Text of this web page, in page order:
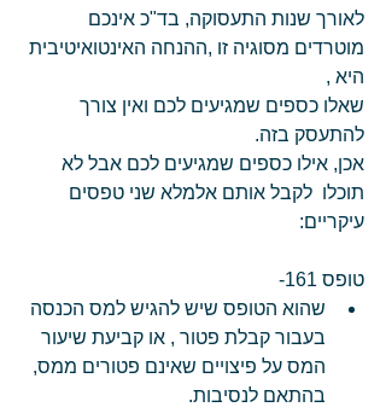
לאורך שנות התעסוקה, בד"כ אינכם
מוטרדים מסוגיה זו ,ההנחה האינטואיטיבית
היא ,
שאלו כספים שמגיעים לכם ואין צורך
להתעסק בזה.
אכן, אילו כספים שמגיעים לכם אבל לא
תוכלו  לקבל אותם אלמלא שני טפסים
עיקריים:
טופס 161-
שהוא הטופס שיש להגיש למס הכנסה
בעבור קבלת פטור , או קביעת שיעור
המס על פיצויים שאינם פטורים ממס,
בהתאם לנסיבות.